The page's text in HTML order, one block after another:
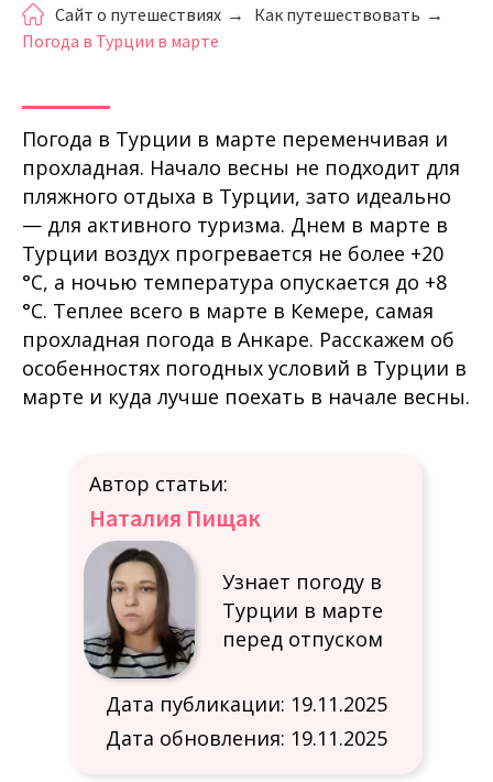
Сайт о путешествиях → Как путешествовать →
Погода в Турции в марте
Погода в Турции в марте переменчивая и
прохладная. Начало весны не подходит для
пляжного отдыха в Турции, зато идеально
— для активного туризма. Днем в марте в
Турции воздух прогревается не более +20
°C, а ночью температура опускается до +8
°C. Теплее всего в марте в Кемере, самая
прохладная погода в Анкаре. Расскажем об
особенностях погодных условий в Турции в
марте и куда лучше поехать в начале весны.
Дата публикации: 19.11.2025
Автор статьи:
Дата обновления: 19.11.2025
Узнает погоду в
Турции в марте
перед отпуском
Наталия Пищак